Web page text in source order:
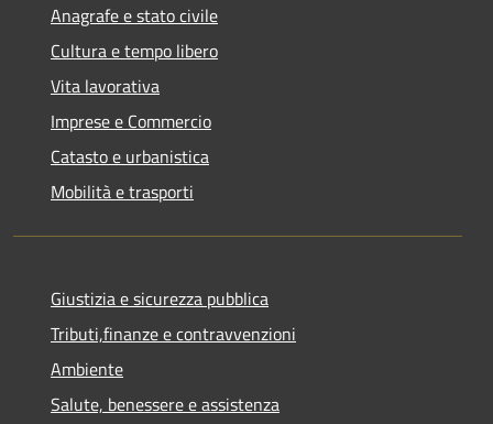
Anagrafe e stato civile
Cultura e tempo libero
Vita lavorativa
Imprese e Commercio
Catasto e urbanistica
Mobilità e trasporti
Giustizia e sicurezza pubblica
Tributi,finanze e contravvenzioni
Ambiente
Salute, benessere e assistenza